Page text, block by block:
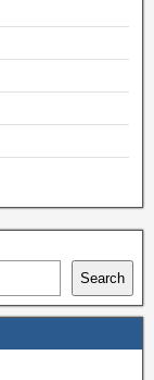
Search